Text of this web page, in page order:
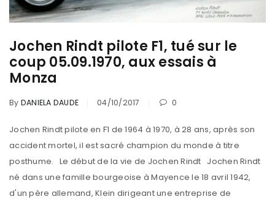
Jochen Rindt pilote F1, tué sur le
coup 05.09.1970, aux essais à
Monza
By DANIELA DAUDE 04/10/2017 0
Jochen Rindt pilote en F1 de 1964 à 1970, à 28 ans, après son
accident mortel, il est sacré champion du monde à titre
posthume. Le début de la vie de Jochen Rindt Jochen Rindt
né dans une famille bourgeoise à Mayence le 18 avril 1942,
d'un père allemand, Klein dirigeant une entreprise de